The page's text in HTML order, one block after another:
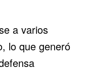
a varios
lo que generó